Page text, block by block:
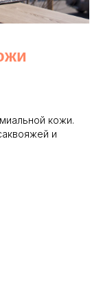
кожи.
и